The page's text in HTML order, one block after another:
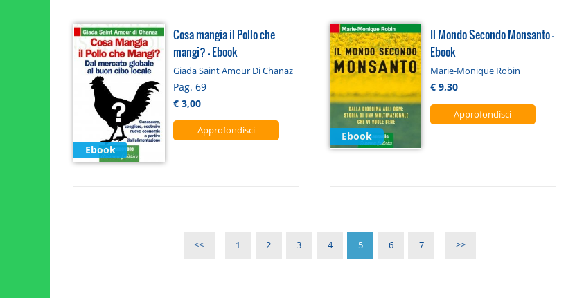
Ebook
Cosa mangia il Pollo che
mangi? - Ebook
Giada Saint Amour Di Chanaz
Pag. 69
€ 3,00
Approfondisci Ebook
Il Mondo Secondo Monsanto -
Ebook
Marie-Monique Robin
€ 9,30
Approfondisci
<< 1 2 3 4 5 6 7 >>